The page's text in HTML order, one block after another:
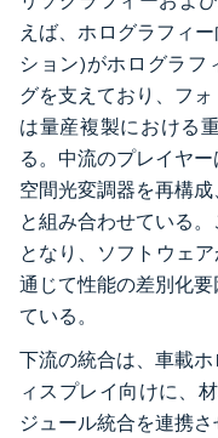
えば、ホログラフィ
ション)がホログラフ
グを支えており、フ
は量産複製における
る。中流のプレイヤ
空間光変調器を再構
と組み合わせている
となり、ソフトウェ
通じて性能の差別化
ている。
下流の統合は、車載
ィスプレイ向けに、
ジュール統合を連携